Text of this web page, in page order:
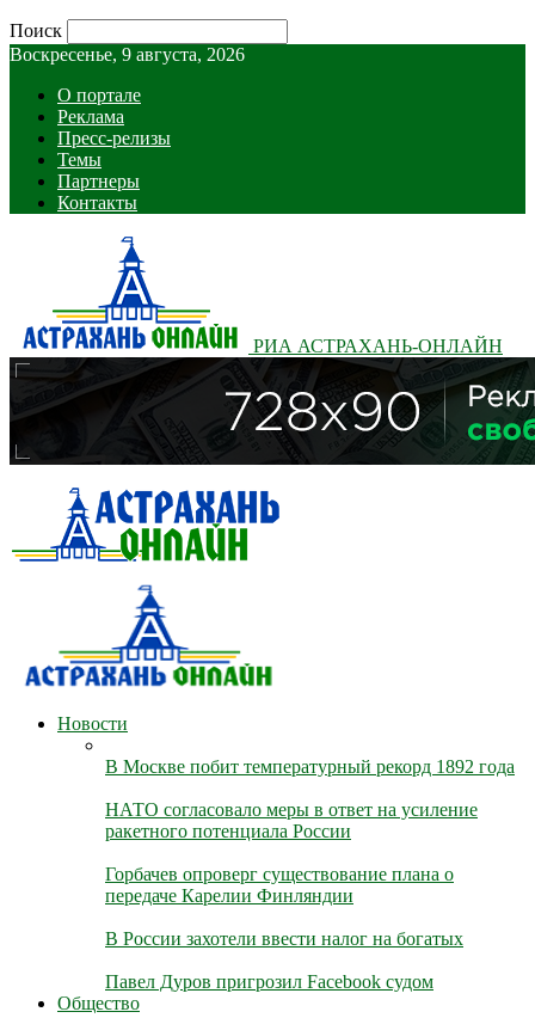
Поиск
Воскресенье, 9 августа, 2026
О портале
Реклама
Пресс-релизы
Темы
Партнеры
Контакты
РИА АСТРАХАНЬ-ОНЛАЙН
Новости
В Москве побит температурный рекорд 1892 года
НАТО согласовало меры в ответ на усиление
ракетного потенциала России
Горбачев опроверг существование плана о
передаче Карелии Финляндии
В России захотели ввести налог на богатых
Павел Дуров пригрозил Facebook судом
Общество